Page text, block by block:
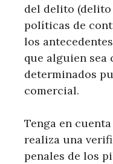
del delito (delito
políticas de
los
que alguien sea
determinados
comercial.
Tenga en
realiza una
penales de los